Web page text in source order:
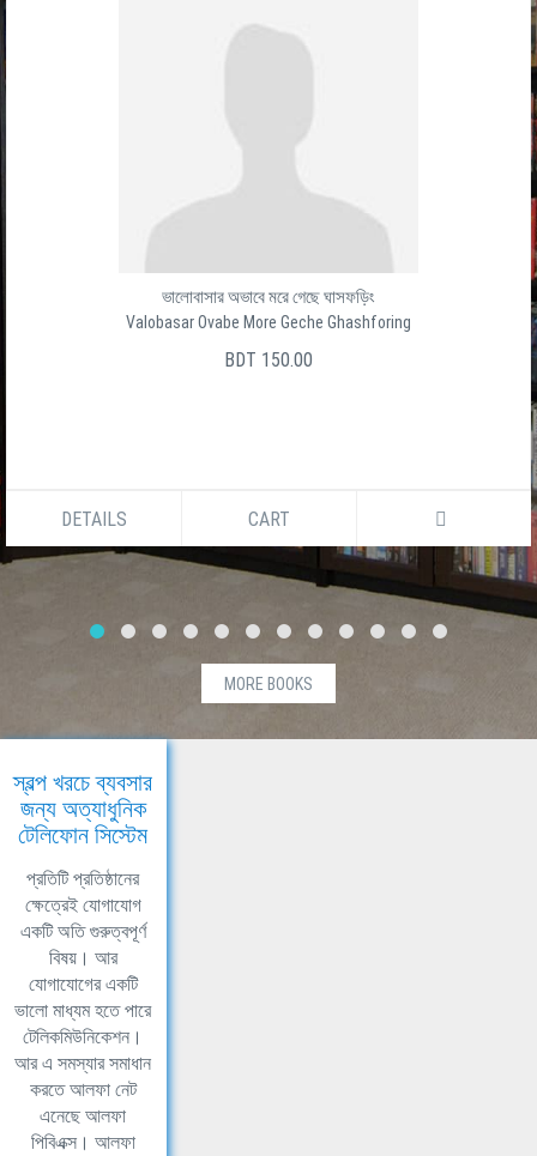
ভালোবাসার অভাবে মরে গেছে ঘাসফড়িং
Valobasar Ovabe More Geche Ghashforing
BDT 150.00
DETAILS CART
MORE BOOKS
স্বল্প খরচে ব্যবসার
জন্য অত্যাধুনিক
টেলিফোন সিস্টেম
প্রতিটি প্রতিষ্ঠানের
ক্ষেত্রেই যোগাযোগ
একটি অতি গুরুত্বপূর্ণ
বিষয়। আর
যোগাযোগের একটি
ভালো মাধ্যম হতে পারে
টেলিকমিউনিকেশন।
আর এ সমস্যার সমাধান
করতে আলফা নেট
এনেছে আলফা
পিবিএক্স। আলফা